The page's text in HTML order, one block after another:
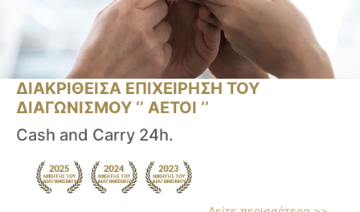
ΔΙΑΚΡΙΘΕΙΣΑ ΕΠΙΧΕΙΡΗΣΗ ΤΟΥ
ΔΙΑΓΩΝΙΣΜΟΥ ‘’ ΑΕΤΟΙ ‘’
Cash and Carry 24h.